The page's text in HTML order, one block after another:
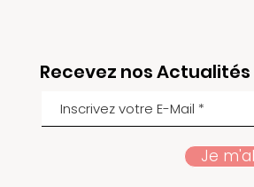
Recevez nos Actualités
Je